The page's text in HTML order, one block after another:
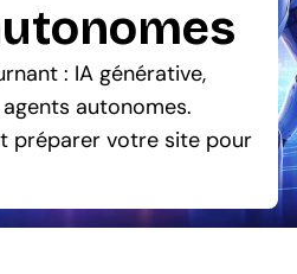
: IA générative,
autonomes.
préparer votre site pour